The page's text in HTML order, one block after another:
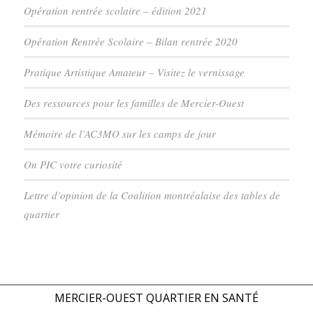
Opération rentrée scolaire – édition 2021
Opération Rentrée Scolaire – Bilan rentrée 2020
Pratique Artistique Amateur – Visitez le vernissage
Des ressources pour les familles de Mercier-Ouest
Mémoire de l’AC3MO sur les camps de jour
On PIC votre curiosité
Lettre d’opinion de la Coalition montréalaise des tables de
quartier
MERCIER-OUEST QUARTIER EN SANTÉ